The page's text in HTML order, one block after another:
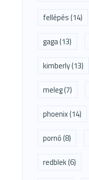
fellépés(14)
gaga(13)
kimberly(13)
meleg(7)
phoenix(14)
pornó(8)
redblek(6)